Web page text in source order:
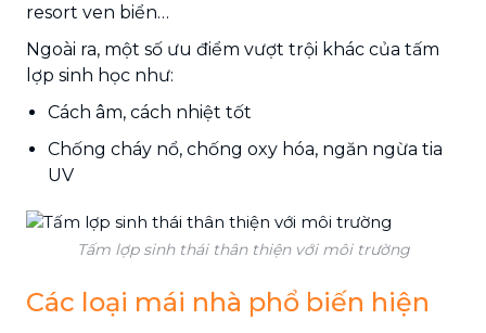
resort ven biển…
Ngoài ra, một số ưu điểm vượt trội khác của tấm
lợp sinh học như:
Cách âm, cách nhiệt tốt
Chống cháy nổ, chống oxy hóa, ngăn ngừa tia
UV
Tấm lợp sinh thái thân thiện với môi trường
Các loại mái nhà phổ biến hiện